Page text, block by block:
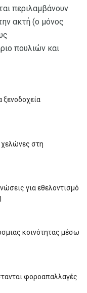
περιλαμβάνουν
ακτή (ο μόνος
πουλιών και
ξενοδοχεία
χελώνες στη
για εθελοντισμό
κοινότητας μέσω
φοροαπαλλαγές